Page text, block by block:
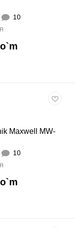
10
Maxwell MW-
10